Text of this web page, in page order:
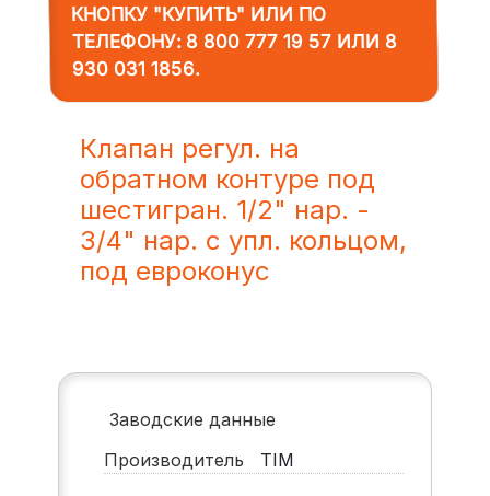
КНОПКУ "КУПИТЬ" ИЛИ ПО
ТЕЛЕФОНУ: 8 800 777 19 57ИЛИ 8
930 031 1856.
Клапан регул. на
обратном контуре под
шестигран. 1/2" нар. -
3/4" нар. с упл. кольцом,
под евроконус
Заводские данные
Производитель
TIM